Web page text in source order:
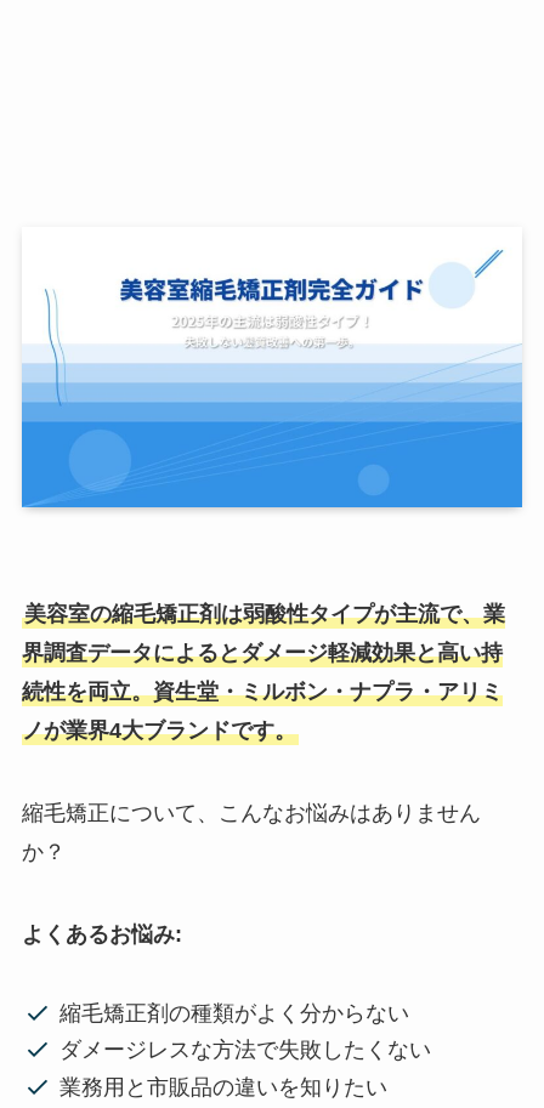
美容室の縮毛矯正剤は弱酸性タイプが主流で、業
界調査データによるとダメージ軽減効果と高い持
続性を両立。資生堂・ミルボン・ナプラ・アリミ
ノが業界4大ブランドです。
縮毛矯正について、こんなお悩みはありません
か？
よくあるお悩み:
縮毛矯正剤の種類がよく分からない
ダメージレスな方法で失敗したくない
業務用と市販品の違いを知りたい